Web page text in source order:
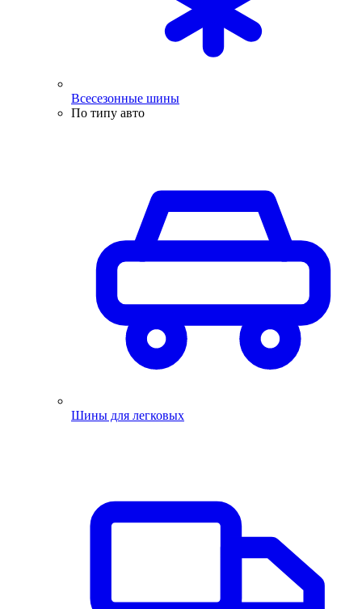
Всесезонные шины
По типу авто
Шины для легковых